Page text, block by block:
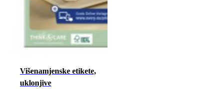
Višenamjenske etikete,
uklonjive